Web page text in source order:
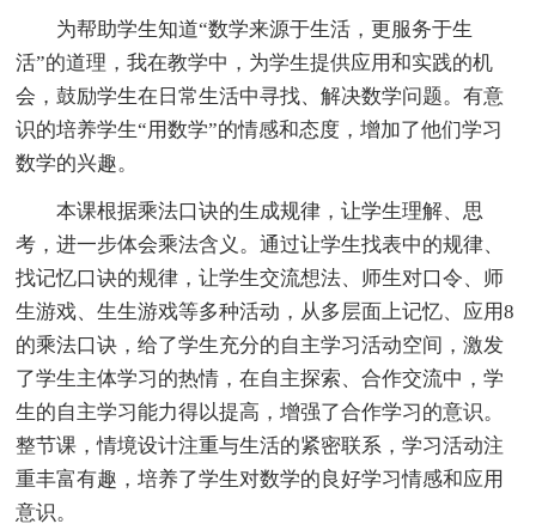
为帮助学生知道“数学来源于生活，更服务于生
活”的道理，我在教学中，为学生提供应用和实践的机
会，鼓励学生在日常生活中寻找、解决数学问题。有意
识的培养学生“用数学”的情感和态度，增加了他们学习
数学的兴趣。
本课根据乘法口诀的生成规律，让学生理解、思
考，进一步体会乘法含义。通过让学生找表中的规律、
找记忆口诀的规律，让学生交流想法、师生对口令、师
生游戏、生生游戏等多种活动，从多层面上记忆、应用8
的乘法口诀，给了学生充分的自主学习活动空间，激发
了学生主体学习的热情，在自主探索、合作交流中，学
生的自主学习能力得以提高，增强了合作学习的意识。
整节课，情境设计注重与生活的紧密联系，学习活动注
重丰富有趣，培养了学生对数学的良好学习情感和应用
意识。